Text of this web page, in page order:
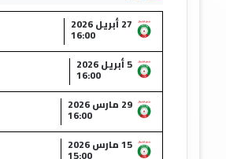
27 أبريل 2026
16:00
5 أبريل 2026
16:00
29 مارس 2026
16:00
15 مارس 2026